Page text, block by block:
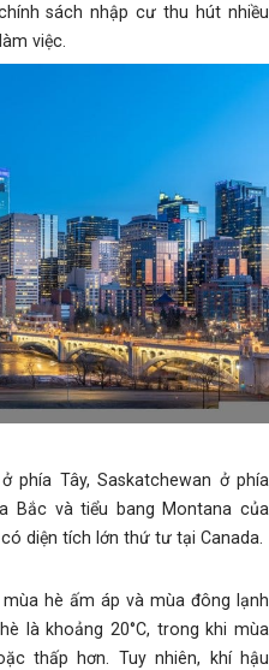
sách nhập cư thu hút nhiều
việc.
phía Tây, Saskatchewan ở phía
Bắc và tiểu bang Montana của
diện tích lớn thứ tư tại Canada.
hè ấm áp và mùa đông lạnh
là khoảng 20°C, trong khi mùa
thấp hơn. Tuy nhiên, khí hậu